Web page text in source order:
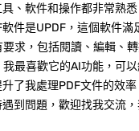
、軟件和操作都非常熟
件是UPDF，這個軟件滿
求，包括閱讀、編輯、
最喜歡它的AI功能，可
了我處理PDF文件的效
遇到問題，歡迎找我交流